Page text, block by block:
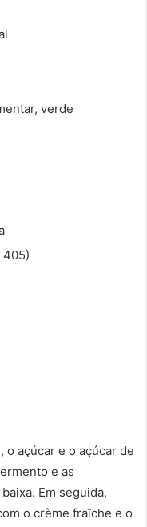
verde
405)
o açúcar e o açúcar de
e as
Em seguida,
o crème fraîche e o